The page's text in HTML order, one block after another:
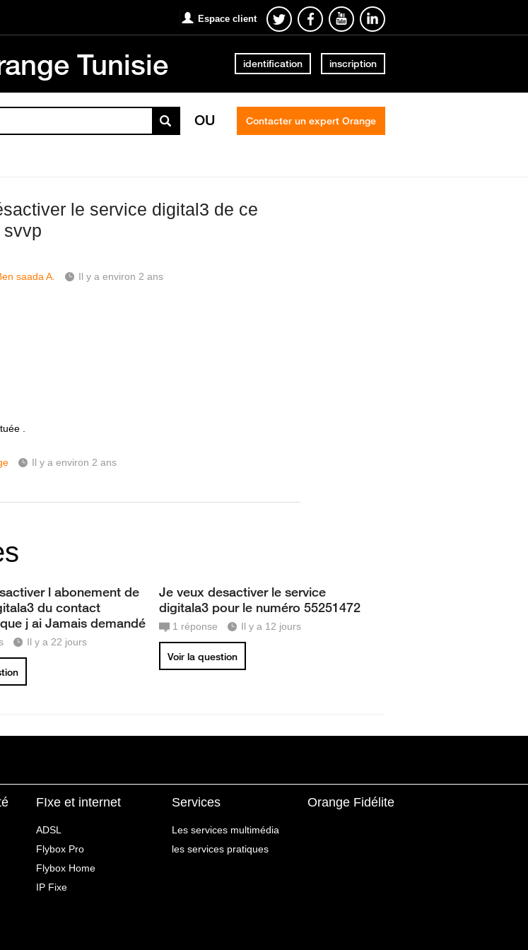
Espace client
Tunisie identification inscription
OU Contacter un expert Orange
le service digital3 de ce
svvp
saada A. Il y a environ 2 ans
.
Il y a environ 2 ans
l abonement de
du contact
j ai Jamais demandé
Il y a 22 jours
Je veux desactiver le service
digitala3 pour le numéro 55251472
1 réponse Il y a 12 jours
Voir la question
FIxe et internet
ADSL
Flybox Pro
Flybox Home
IP Fixe
Services
Les services multimédia
les services pratiques
Orange Fidélite